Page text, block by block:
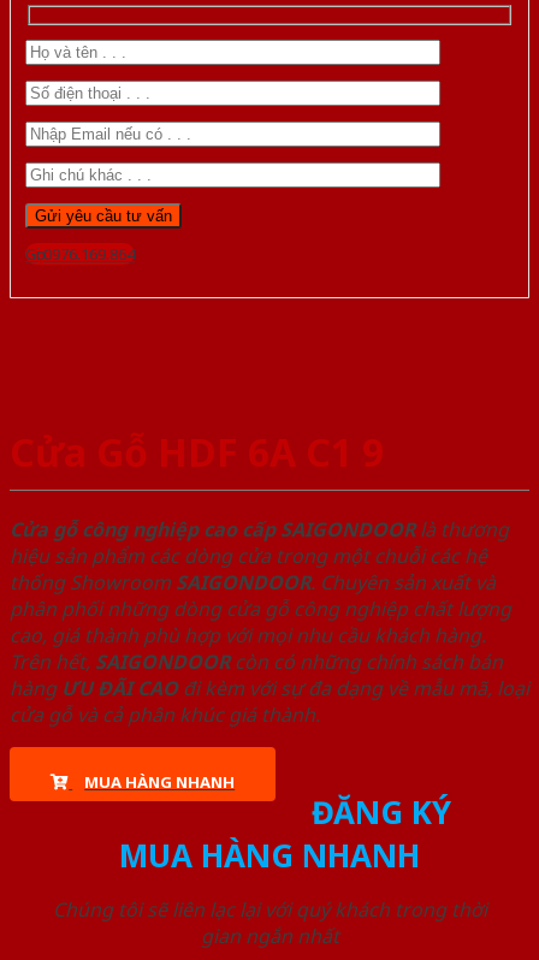
Gọi 0976.169.864
Cửa Gỗ HDF 6A C1 9
Cửa gỗ công nghiệp cao cấp SAIGONDOORlà thương
hiệu sản phẩm các dòng cửa trong một chuỗi các hệ
thống Showroom SAIGONDOOR. Chuyên sản xuất và
phân phối những dòng cửa gỗ công nghiệp chất lượng
cao, giá thành phù hợp với mọi nhu cầu khách hàng.
Trên hết, SAIGONDOORcòn có những chính sách bán
hàng ƯU ĐÃI CAOđi kèm với sự đa dạng về mẫu mã, loại
cửa gỗ và cả phân khúc giá thành.
MUA HÀNG NHANH
ĐĂNG KÝ
MUA HÀNG NHANH
Chúng tôi sẽ liên lạc lại với quý khách trong thời
gian ngắn nhất